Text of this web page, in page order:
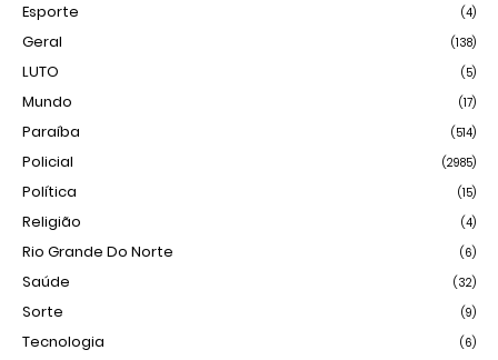
Esporte (4)
Geral (138)
LUTO (5)
Mundo (17)
Paraíba (514)
Policial (2985)
Política (15)
Religião (4)
Rio Grande Do Norte (6)
Saúde (32)
Sorte (9)
Tecnologia (6)